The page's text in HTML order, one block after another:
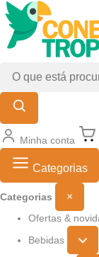
Minha conta
Categorias
Categorias ×
Ofertas &
Bebidas